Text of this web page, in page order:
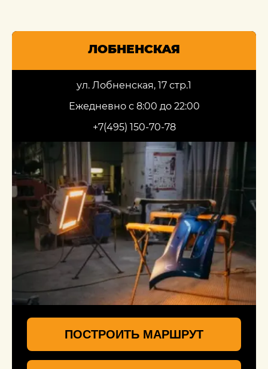
ЛОБНЕНСКАЯ
ул. Лобненская, 17 стр.1
Ежедневно с 8:00 до 22:00
+7(495) 150-70-78
ПОСТРОИТЬ МАРШРУТ